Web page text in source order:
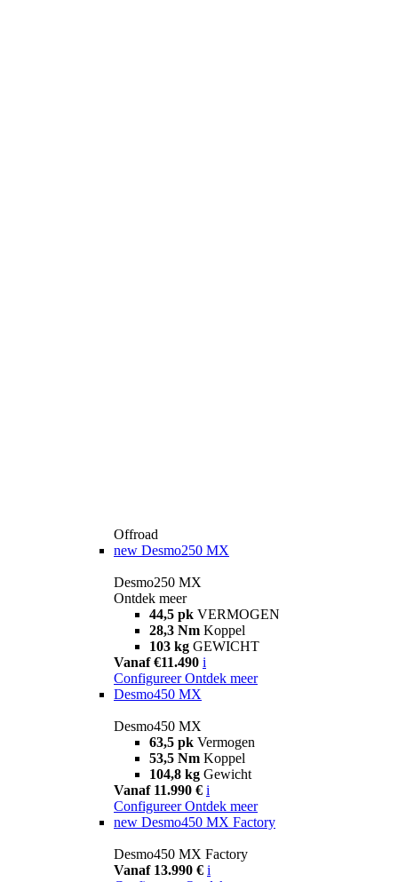
Offroad
new Desmo250 MX
Desmo250 MX
Ontdek meer
44,5 pk VERMOGEN
28,3 Nm Koppel
103 kg GEWICHT
Vanaf €11.490 i
Configureer Ontdek meer
Desmo450 MX
Desmo450 MX
63,5 pk Vermogen
53,5 Nm Koppel
104,8 kg Gewicht
Vanaf 11.990 € i
Configureer Ontdek meer
new Desmo450 MX Factory
Desmo450 MX Factory
Vanaf 13.990 € i